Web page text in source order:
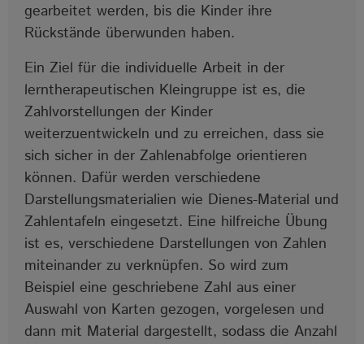
gearbeitet werden, bis die Kinder ihre
Rückstände überwunden haben.
Ein Ziel für die individuelle Arbeit in der
lerntherapeutischen Kleingruppe ist es, die
Zahlvorstellungen der Kinder
weiterzuentwickeln und zu erreichen, dass sie
sich sicher in der Zahlenabfolge orientieren
können. Dafür werden verschiedene
Darstellungsmaterialien wie Dienes-Material und
Zahlentafeln eingesetzt. Eine hilfreiche Übung
ist es, verschiedene Darstellungen von Zahlen
miteinander zu verknüpfen. So wird zum
Beispiel eine geschriebene Zahl aus einer
Auswahl von Karten gezogen, vorgelesen und
dann mit Material dargestellt, sodass die Anzahl